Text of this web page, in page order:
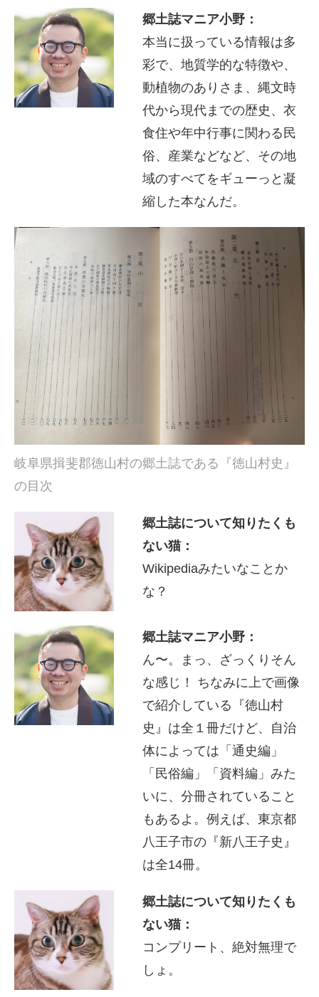
郷土誌マニア小野：
本当に扱っている情報は多
彩で、地質学的な特徴や、
動植物のありさま、縄文時
代から現代までの歴史、衣
食住や年中行事に関わる民
俗、産業などなど、その地
域のすべてをギューっと凝
縮した本なんだ。
岐阜県揖斐郡徳山村の郷土誌である『徳山村史』
の目次
郷土誌について知りたくも
ない猫：
Wikipediaみたいなことか
な？
郷土誌マニア小野：
ん〜。まっ、ざっくりそん
な感じ！ ちなみに上で画像
で紹介している『徳山村
史』は全１冊だけど、自治
体によっては「通史編」
「民俗編」「資料編」みた
いに、分冊されていること
もあるよ。例えば、東京都
八王子市の『新八王子史』
は全14冊。
郷土誌について知りたくも
ない猫：
コンプリート、絶対無理で
しょ。